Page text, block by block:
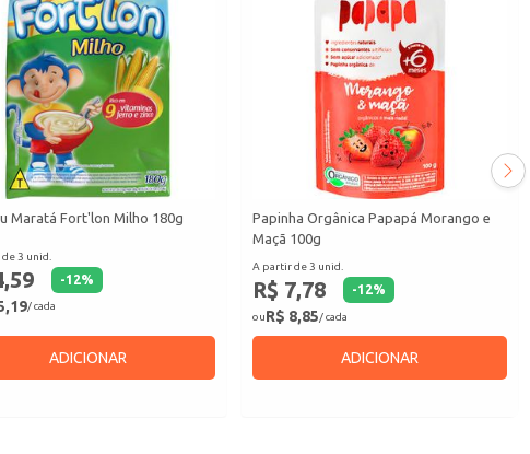
Maratá Fort'lon Milho 180g
3 unid.
-12%
/ cada
ADICIONAR
Papinha Orgânica Papapá Morango e
Maçã 100g
A partir de 3 unid.
R$ 7,78 -12%
ouR$ 8,85/ cada
ADICIONAR